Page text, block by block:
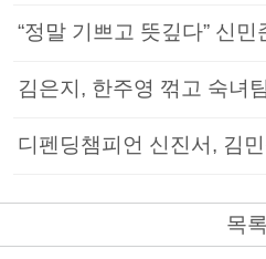
“정말 기쁘고 뜻깊다” 신
김은지, 한주영 꺾고 숙녀
디펜딩챔피언 신진서, 김
목록